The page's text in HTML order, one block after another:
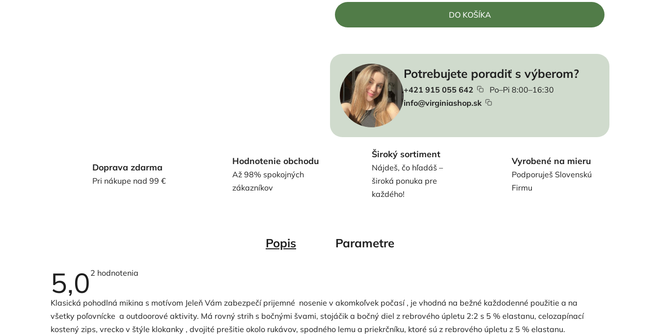
Jednotková cena:
DO KOŠÍKA
Potrebujete poradiť s výberom?
+421 915 055 642
Po–Pi 8:00–16:30
info@virginiashop.sk
Doprava zdarma
Pri nákupe nad 99 €
Hodnotenie obchodu
Až 98% spokojných
zákazníkov
Široký sortiment
Nájdeš, čo hľadáš –
široká ponuka pre
každého!
Vyrobené na mieru
Podporuješ Slovenskú
Firmu
Popis Parametre
5,0 Priemerné
5,0
5
hviezdičiek.
2 hodnotenia
Klasická pohodlná mikina s motívom Jeleň Vám zabezpečí prijemné nosenie v akomkoľvek počasí , je vhodná na bežné každodenné použitie a na
všetky poľovnícke a outdoorové aktivity. Má rovný strih s bočnými švami, stojáčik a bočný diel z rebrového úpletu 2:2 s 5 % elastanu, celozapínací
kostený zips, vrecko v štýle klokanky , dvojité prešitie okolo rukávov, spodného lemu a priekrčníku, ktoré sú z rebrového úpletu z 5 % elastanu.